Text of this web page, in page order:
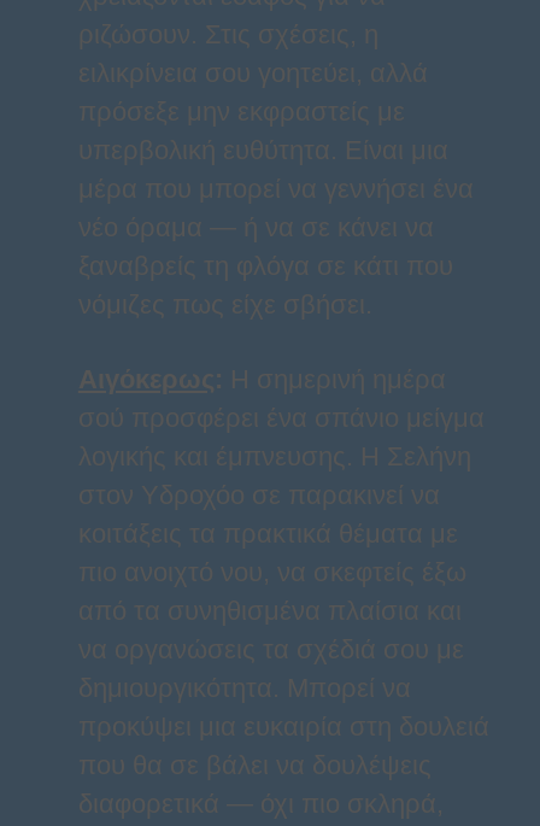
ριζώσουν. Στις σχέσεις, η
ειλικρίνεια σου γοητεύει, αλλά
πρόσεξε μην εκφραστείς με
υπερβολική ευθύτητα. Είναι μια
μέρα που μπορεί να γεννήσει ένα
νέο όραμα — ή να σε κάνει να
ξαναβρείς τη φλόγα σε κάτι που
νόμιζες πως είχε σβήσει.
Αιγόκερως: Η σημερινή ημέρα
σού προσφέρει ένα σπάνιο μείγμα
λογικής και έμπνευσης. Η Σελήνη
στον Υδροχόο σε παρακινεί να
κοιτάξεις τα πρακτικά θέματα με
πιο ανοιχτό νου, να σκεφτείς έξω
από τα συνηθισμένα πλαίσια και
να οργανώσεις τα σχέδιά σου με
δημιουργικότητα. Μπορεί να
προκύψει μια ευκαιρία στη δουλειά
που θα σε βάλει να δουλέψεις
διαφορετικά — όχι πιο σκληρά,